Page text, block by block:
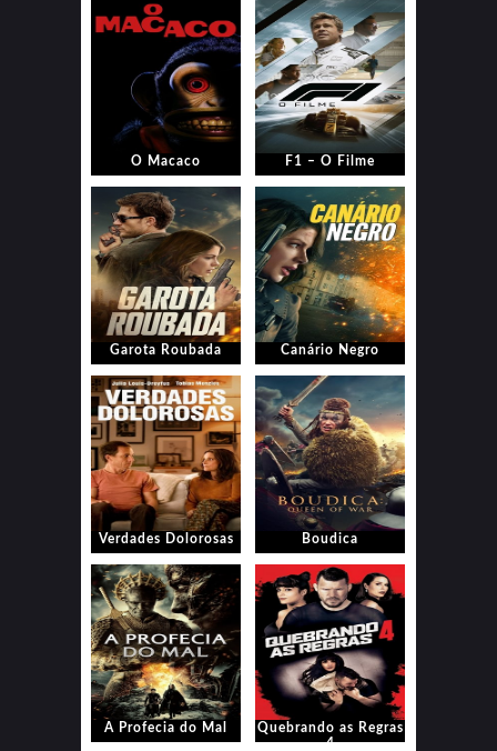
O Macaco F1 – O Filme
Garota Roubada Canário Negro
Verdades Dolorosas Boudica
A Profecia do Mal
Quebrando as Regras
4